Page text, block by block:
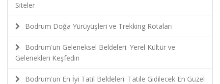
Siteler
Bodrum Doğa Yürüyüşleri ve Trekking Rotaları
Bodrum'un Geleneksel Beldeleri: Yerel Kültür ve
Gelenekleri Keşfedin
Bodrum'un En İyi Tatil Beldeleri: Tatile Gidilecek En Güzel